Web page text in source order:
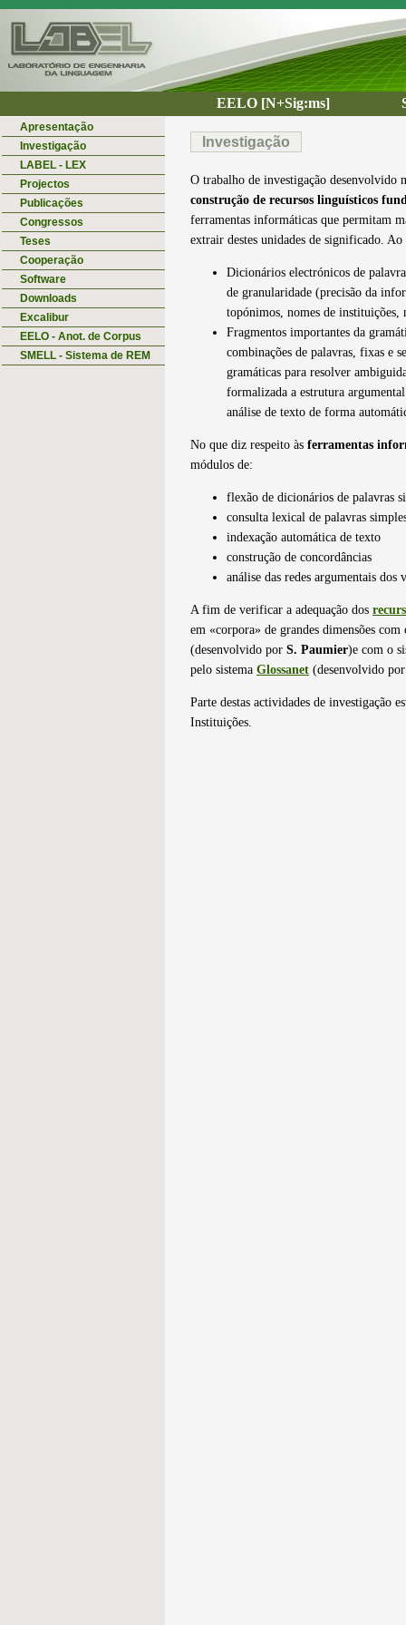
EELO [N+Sig:ms]
Apresentação
Investigação
LABEL - LEX
Projectos
Publicações
Congressos
Teses
Cooperação
Software
Downloads
Excalibur
EELO - Anot. de Corpus
SMELL - Sistema de REM
Investigação
O trabalho de investigação desenvolvido
construção de recursos linguísticos
ferramentas informáticas que permitam
extrair destes unidades de significado.
Dicionários electrónicos de
de granularidade (precisão da
topónimos, nomes de instituições,
Fragmentos importantes da
combinações de palavras, fixas e
gramáticas para resolver
formalizada a estrutura
análise de texto de forma
No que diz respeito às ferramentas
módulos de:
flexão de dicionários de palavras
consulta lexical de palavras
indexação automática de texto
construção de concordâncias
análise das redes argumentais dos
A fim de verificar a adequação dos
em «corpora» de grandes dimensões
(desenvolvido por S. Paumier)e com o
pelo sistema Glossanet (desenvolvido
Parte destas actividades de investigação
Instituições.